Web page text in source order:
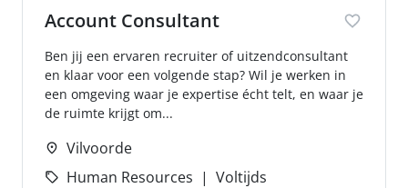
Account Consultant
Ben jij een ervaren recruiter of uitzendconsultant
en klaar voor een volgende stap? Wil je werken in
een omgeving waar je expertise écht telt, en waar je
de ruimte krijgt om...
Vilvoorde
Human Resources
Voltijds